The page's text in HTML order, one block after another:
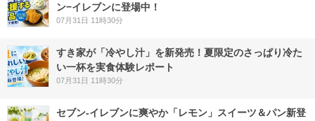
ン−イレブンに登場中！
07月31日 11時30分
すき家が「冷やし汁」を新発売！夏限定のさっぱり冷た
い一杯を実食体験レポート
07月31日 11時30分
セブン‐イレブンに爽やか「レモン」スイーツ＆パン新登